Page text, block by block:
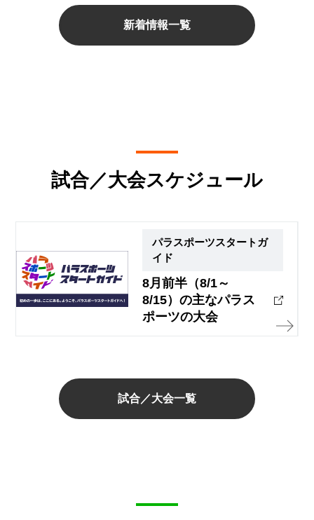
新着情報一覧
試合／大会スケジュール
パラスポーツスタートガ
イド
8月前半（8/1～
8/15）の主なパラス
ポーツの大会
試合／大会一覧